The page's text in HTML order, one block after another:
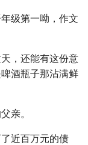
级第一呦，作文
，还能有这份意
酒瓶子那沾满鲜
亲。
近百万元的债